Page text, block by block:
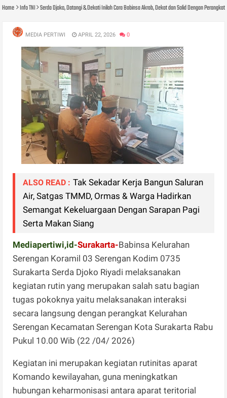
Home Info TNI Serda Djoko, Datangi & Dekati Inilah Cara Babinsa Akrab, Dekat dan Solid Dengan
MEDIA PERTIWI APRIL 22, 2026 0
ALSO READ : Tak Sekadar Kerja Bangun Saluran
Air, Satgas TMMD, Ormas & Warga Hadirkan
Semangat Kekeluargaan Dengan Sarapan Pagi
Serta Makan Siang
Mediapertiwi,id-Surakarta-Babinsa Kelurahan
Serengan Koramil 03 Serengan Kodim 0735
Surakarta Serda Djoko Riyadi melaksanakan
kegiatan rutin yang merupakan salah satu bagian
tugas pokoknya yaitu melaksanakan interaksi
secara langsung dengan perangkat Kelurahan
Serengan Kecamatan Serengan Kota Surakarta Rabu
Pukul 10.00 Wib (22 /04/ 2026)
Kegiatan ini merupakan kegiatan rutinitas aparat
Komando kewilayahan, guna meningkatkan
hubungan keharmonisasi antara aparat teritorial